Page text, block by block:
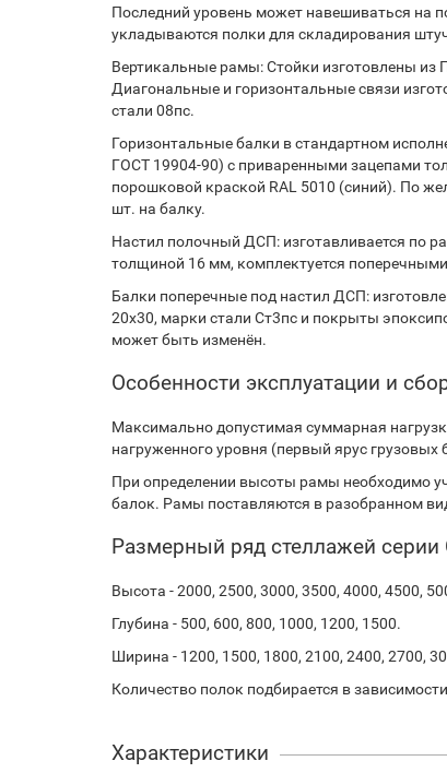
Последний уровень может навешиваться на
укладываются полки для складирования
Вертикальные рамы: Стойки изготовлены из
Диагональные и горизонтальные связи
стали 08пс.
Горизонтальные балки в стандартном
ГОСТ 19904-90) с приваренными зацепами
порошковой краской RAL 5010 (синий). По
шт. на балку.
Настил полочный ДСП: изготавливается по
толщиной 16 мм, комплектуется
Балки поперечные под настил ДСП:
20х30, марки стали Ст3пс и покрыты
может быть изменён.
Особенности эксплуатации и
Максимально допустимая суммарная
нагруженного уровня (первый ярус грузовых
При определении высоты рамы необходимо
балок. Рамы поставляются в разобранном
Размерный ряд стеллажей
Высота - 2000, 2500, 3000, 3500, 4000, 4500,
Глубина - 500, 600, 800, 1000, 1200, 1500.
Ширина - 1200, 1500, 1800, 2100, 2400, 2700,
Количество полок подбирается в
Характеристики